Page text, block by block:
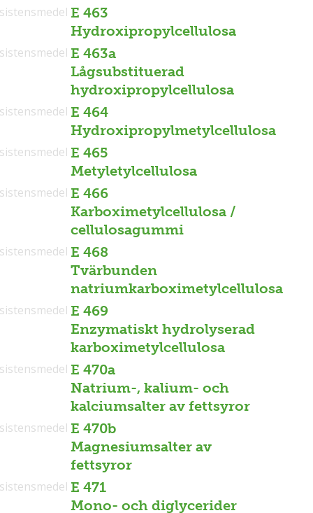
E 463
Hydroxipropylcellulosa
E 463a
Lågsubstituerad
hydroxipropylcellulosa
E 464
Hydroxipropylmetylcellulosa
E 465
Metyletylcellulosa
E 466
Karboximetylcellulosa /
cellulosagummi
E 468
Tvärbunden
natriumkarboximetylcellulosa
E 469
Enzymatiskt hydrolyserad
karboximetylcellulosa
E 470a
Natrium-, kalium- och
kalciumsalter av fettsyror
E 470b
Magnesiumsalter av
fettsyror
E 471
Mono- och diglycerider